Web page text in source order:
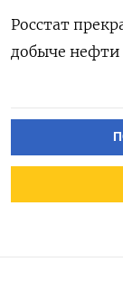
Росстат
добыче нефти